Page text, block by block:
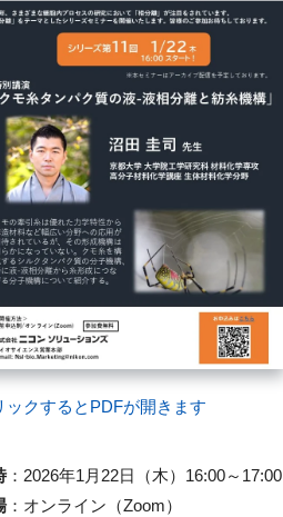
ックするとPDFが開きます
： 2026年1月22日（木）16:00～17:00
： オンライン（Zoom）